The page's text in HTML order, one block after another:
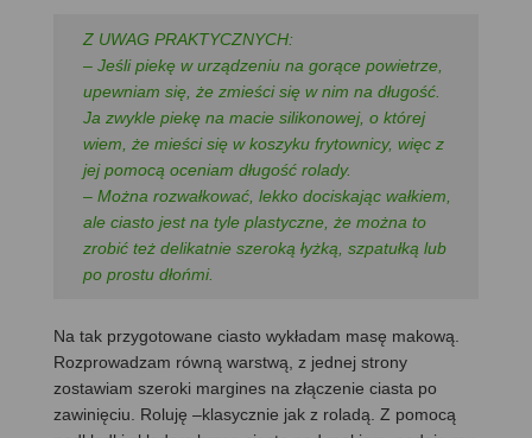
Z UWAG PRAKTYCZNYCH:
– Jeśli piekę w urządzeniu na gorące powietrze,
upewniam się, że zmieści się w nim na długość.
Ja zwykle piekę na macie silikonowej, o której
wiem, że mieści się w koszyku frytownicy, więc z
jej pomocą oceniam długość rolady.
– Można rozwałkować, lekko dociskając wałkiem,
ale ciasto jest na tyle plastyczne, że można to
zrobić też delikatnie szeroką łyżką, szpatułką lub
po prostu dłońmi.
Na tak przygotowane ciasto wykładam masę makową.
Rozprowadzam równą warstwą, z jednej strony
zostawiam szeroki margines na złączenie ciasta po
zawinięciu. Roluję –klasycznie jak z roladą. Z pomocą